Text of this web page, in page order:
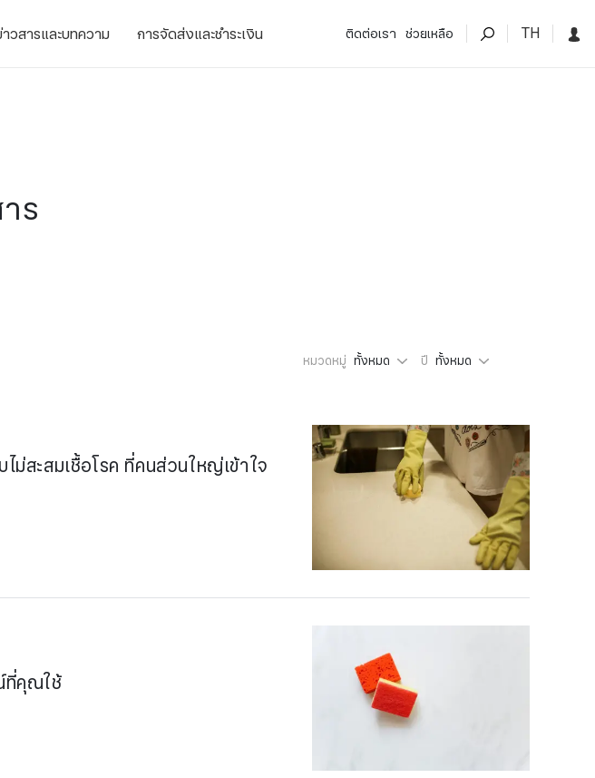
วสารและบทความ การจัดส่งและชำระเงิน ติดต่อเรา ช่วยเหลือ TH
ร
หมวดหมู่ ทั้งหมด ปี ทั้งหมด
สะสมเชื้อโรค ที่คนส่วนใหญ่เข้าใจ
ที่คุณใช้